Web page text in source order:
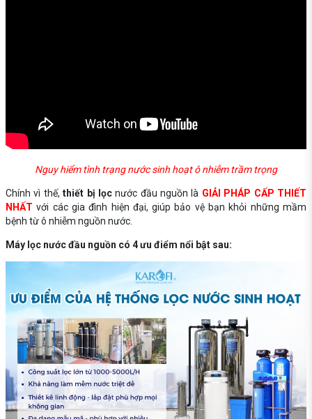
Nguy hiểm tình trạng nước sinh hoạt ô nhiễm trầm trọng
Chính vì thế,thiết bị lọcnước đầu nguồn là GIẢI PHÁP CẤP THIẾT
NHẤT với các gia đình hiện đại, giúp bảo vệ bạn khỏi những mầm
bệnh từ ô nhiễm nguồn nước.
Máy lọc nước đầu nguồn có 4 ưu điểm nổi bật sau: